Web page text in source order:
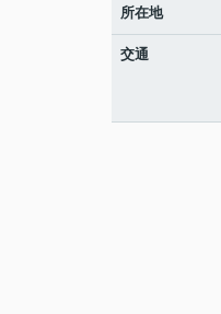
所在地
交通